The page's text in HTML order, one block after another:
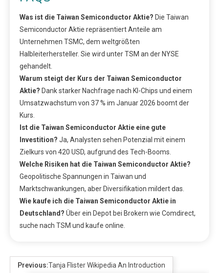
Was ist die Taiwan Semiconductor Aktie? Die Taiwan
Semiconductor Aktie repräsentiert Anteile am
Unternehmen TSMC, dem weltgrößten
Halbleiterhersteller. Sie wird unter TSM an der NYSE
gehandelt.
Warum steigt der Kurs der Taiwan Semiconductor
Aktie? Dank starker Nachfrage nach KI-Chips und einem
Umsatzwachstum von 37 % im Januar 2026 boomt der
Kurs.
Ist die Taiwan Semiconductor Aktie eine gute
Investition? Ja, Analysten sehen Potenzial mit einem
Zielkurs von 420 USD, aufgrund des Tech-Booms.
Welche Risiken hat die Taiwan Semiconductor Aktie?
Geopolitische Spannungen in Taiwan und
Marktschwankungen, aber Diversifikation mildert das.
Wie kaufe ich die Taiwan Semiconductor Aktie in
Deutschland? Über ein Depot bei Brokern wie Comdirect,
suche nach TSM und kaufe online.
Previous:Tanja Flister Wikipedia An Introduction